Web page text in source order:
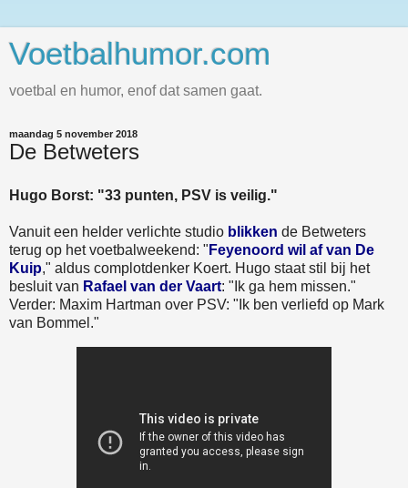
Voetbalhumor.com
voetbal en humor, enof dat samen gaat.
maandag 5 november 2018
De Betweters
Hugo Borst: "33 punten, PSV is veilig."
Vanuit een helder verlichte studio blikken de Betweters
terug op het voetbalweekend: " Feyenoord wil af van De
Kuip," aldus complotdenker Koert. Hugo staat stil bij het
besluit van Rafael van der Vaart: "Ik ga hem missen."
Verder: Maxim Hartman over PSV: "Ik ben verliefd op Mark
van Bommel."